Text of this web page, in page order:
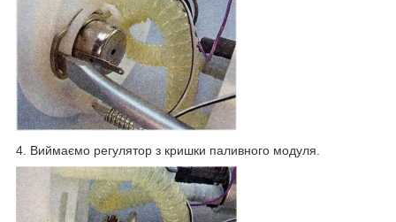
4. Виймаємо регулятор з кришки паливного модуля.